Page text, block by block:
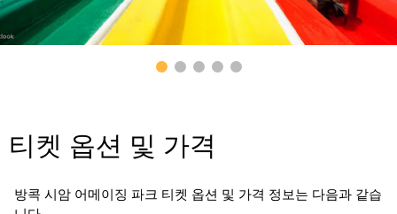
티켓 옵션 및 가격
방콕 시암 어메이징 파크 티켓 옵션 및 가격 정보는 다음과 같습